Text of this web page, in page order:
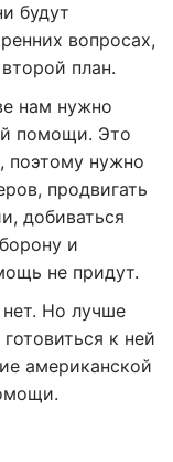
будут
вопросах,
план.
нам нужно
помощи. Это
поэтому нужно
продвигать
добиваться
и
не придут.
нет. Но лучше
к ней
американской